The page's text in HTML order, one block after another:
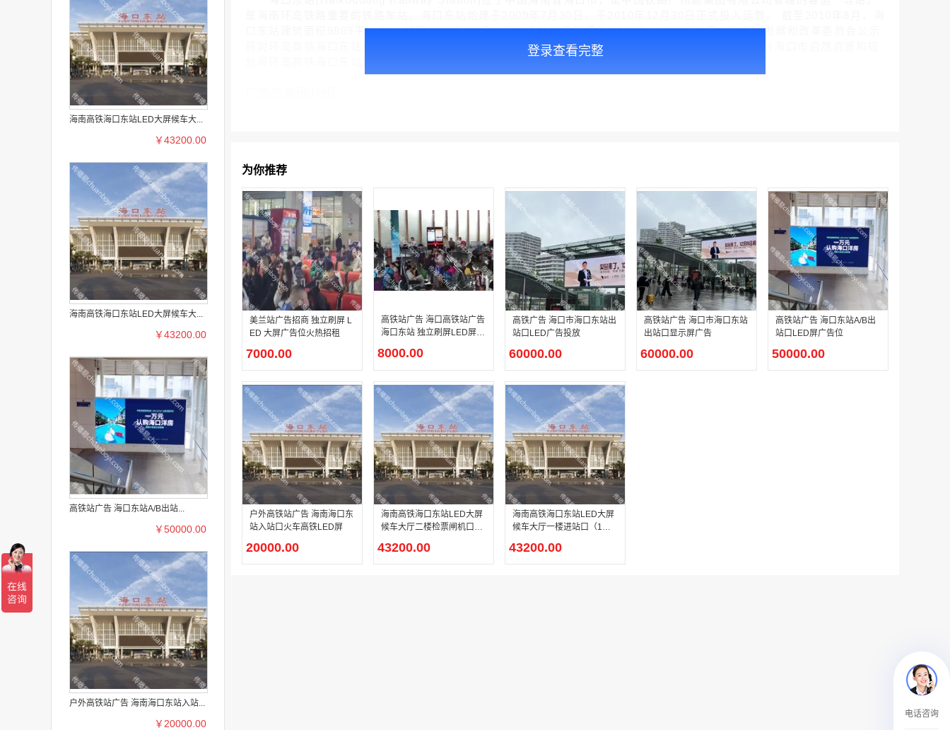
￥1100.00
户外广告 河北社区道闸广告 河北小区道闸广告投放价格
￥1100.00
海南高铁海口东站LED大屏候车大...
￥43200.00
海南高铁海口东站LED大屏候车大...
￥43200.00
高铁站广告 海口东站A/B出站...
￥50000.00
户外高铁站广告 海南海口东站入站...
￥20000.00
口东站建筑面积9889平方米。 截至2010年11月，海口东站站场规模为4台6线。 2025年2月，海南省发展和改革委员会公示
将对环岛高铁海口东站进行扩建，扩建面积10760㎡。2026年6月1日，海口市自然资源和规划局发布《海口市自然资源和规
登录查看完整
为你推荐
美兰站广告招商 独立刷屏 L
ED 大屏广告位火热招租
7000.00
高铁站广告 海口高铁站广告
海口东站 独立刷屏LED屏幕
8000.00
高铁广告 海口市海口东站出
站口LED广告投放
60000.00
高铁站广告 海口市海口东站
出站口显示屏广告
60000.00
高铁站广告 海口东站A/B出
站口LED屏广告位
50000.00
户外高铁站广告 海南海口东
站入站口火车高铁LED屏
20000.00
海南高铁海口东站LED大屏
候车大厅二楼检票闸机口
43200.00
海南高铁海口东站LED大屏
候车大厅一楼进站口（1
43200.00
电话咨询